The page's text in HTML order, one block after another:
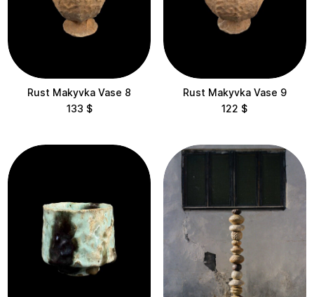
Maysternya Home
Mlyn Design Hub
Ukrainian Design Week Embassy
Height
< 10 cm
10-30 cm
30-60 cm
Rust Makyvka Vase 8
133 $
Rust Makyvka Vase 9
122 $
Delivery